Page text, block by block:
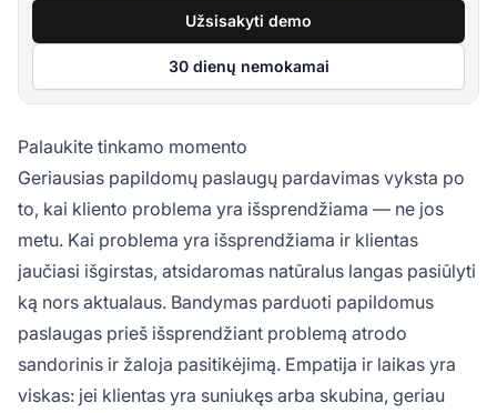
Užsisakyti demo
30 dienų nemokamai
Palaukite tinkamo momento
Geriausias papildomų paslaugų pardavimas vyksta po
to, kai kliento problema yra išsprendžiama — ne jos
metu. Kai problema yra išsprendžiama ir klientas
jaučiasi išgirstas, atsidaromas natūralus langas pasiūlyti
ką nors aktualaus. Bandymas parduoti papildomus
paslaugas prieš išsprendžiant problemą atrodo
sandorinis ir žaloja pasitikėjimą. Empatija ir laikas yra
viskas: jei klientas yra suniukęs arba skubina, geriau